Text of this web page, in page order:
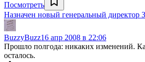
Посмотреть
Назначен новый генеральный
BuzzyBuzz16 апр 2008 в 22:06
Прошло полгода: никаких изменений.
осталось.